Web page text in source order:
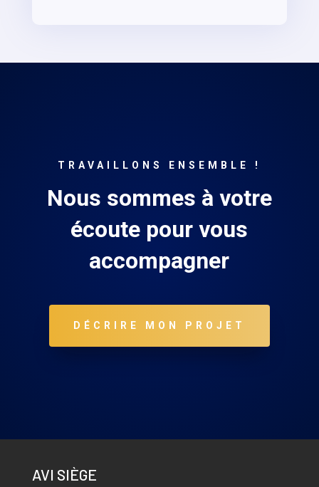
TRAVAILLONS ENSEMBLE !
Nous sommes à votre
écoute pour vous
accompagner
DÉCRIRE MON PROJET
AVI SIÈGE